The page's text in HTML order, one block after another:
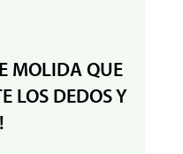
MOLIDA QUE
LOS DEDOS Y